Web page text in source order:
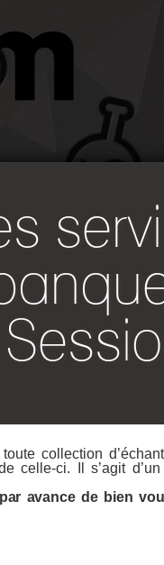
collection
celle-ci. Il s’agit
avance de bien